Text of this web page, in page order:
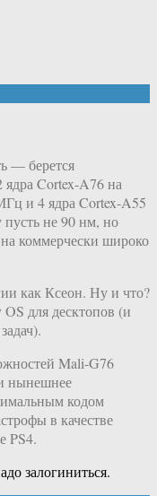
— берется
ядра Cortex-A76 на
и 4 ядра Cortex-A55
не 90 нм, но
коммерчески широко
как Ксеон. Ну и что?
для десктопов (и
Mali-G76
нынешнее
кодом
в качестве
PS4.
залогиниться.